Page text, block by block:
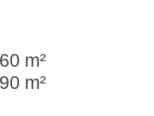
m²
m²